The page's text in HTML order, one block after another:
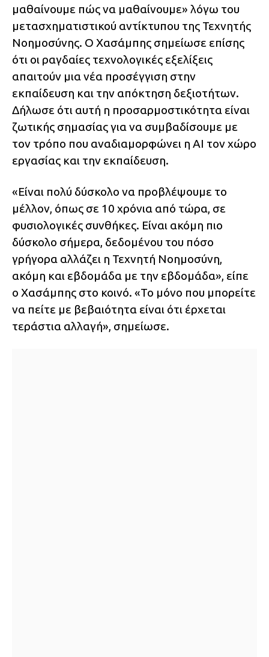
μαθαίνουμε πώς να μαθαίνουμε» λόγω του
μετασχηματιστικού αντίκτυπου της Τεχνητής
Νοημοσύνης. Ο Χασάμπης σημείωσε επίσης
ότι οι ραγδαίες τεχνολογικές εξελίξεις
απαιτούν μια νέα προσέγγιση στην
εκπαίδευση και την απόκτηση δεξιοτήτων.
Δήλωσε ότι αυτή η προσαρμοστικότητα είναι
ζωτικής σημασίας για να συμβαδίσουμε με
τον τρόπο που αναδιαμορφώνει η AI τον χώρο
εργασίας και την εκπαίδευση.
«Είναι πολύ δύσκολο να προβλέψουμε το
μέλλον, όπως σε 10 χρόνια από τώρα, σε
φυσιολογικές συνθήκες. Είναι ακόμη πιο
δύσκολο σήμερα, δεδομένου του πόσο
γρήγορα αλλάζει η Τεχνητή Νοημοσύνη,
ακόμη και εβδομάδα με την εβδομάδα», είπε
ο Χασάμπης στο κοινό. «Το μόνο που μπορείτε
να πείτε με βεβαιότητα είναι ότι έρχεται
τεράστια αλλαγή», σημείωσε.